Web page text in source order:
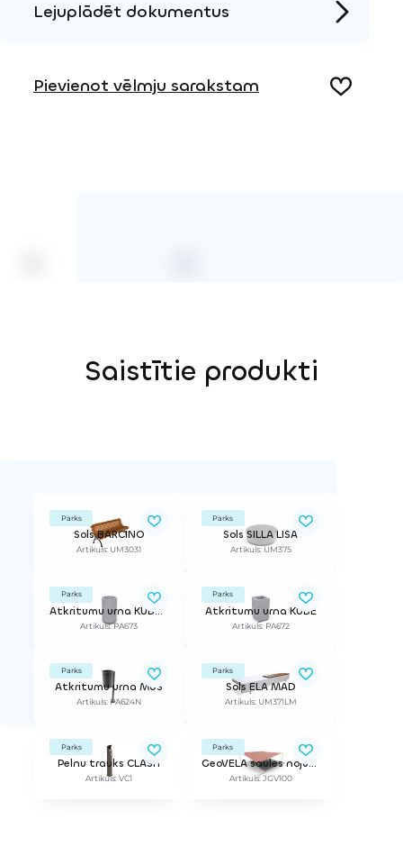
Lejuplādēt dokumentus
Pievienot vēlmju sarakstam
Saistītie produkti
Parks
Sols BARCINO
Artikuls: UM3031
Parks
Sols SILLA LISA
Artikuls: UM375
Parks
Atkritumu urna KUBE NIN
Artikuls: PA673
Parks
Atkritumu urna KUBE
Artikuls: PA672
Parks
Atkritumu urna MUS
Artikuls: PA624N
Parks
Sols ELA MAD
Artikuls: UM371LM
Parks
Pelnu trauks CLASH
Artikuls: VC1
Parks
GeoVELA saules nojume SQUARE 100 m²
Artikuls: JGV100